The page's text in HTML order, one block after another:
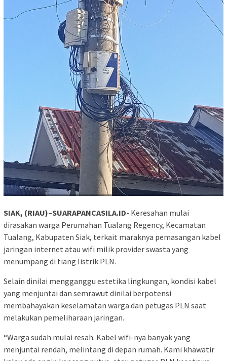
SIAK, (RIAU)–SUARAPANCASILA.ID- Keresahan mulai
dirasakan warga Perumahan Tualang Regency, Kecamatan
Tualang, Kabupaten Siak, terkait maraknya pemasangan kabel
jaringan internet atau wifi milik provider swasta yang
menumpang di tiang listrik PLN.
Selain dinilai mengganggu estetika lingkungan, kondisi kabel
yang menjuntai dan semrawut dinilai berpotensi
membahayakan keselamatan warga dan petugas PLN saat
melakukan pemeliharaan jaringan.
“Warga sudah mulai resah. Kabel wifi-nya banyak yang
menjuntai rendah, melintang di depan rumah. Kami khawatir